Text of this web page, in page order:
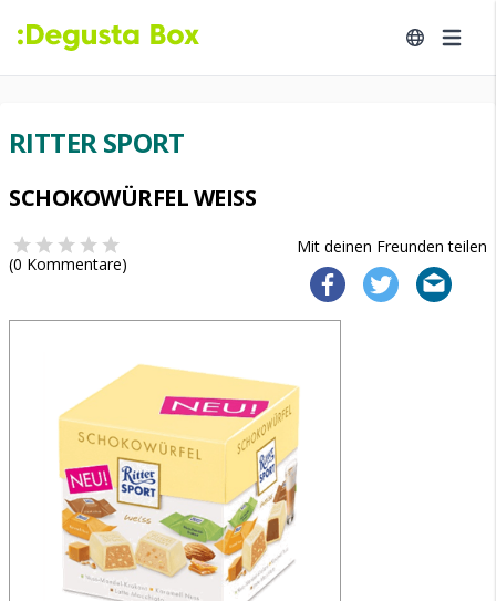
RITTER SPORT
SCHOKOWÜRFEL WEISS
Mit deinen Freunden teilen
(0 Kommentare)